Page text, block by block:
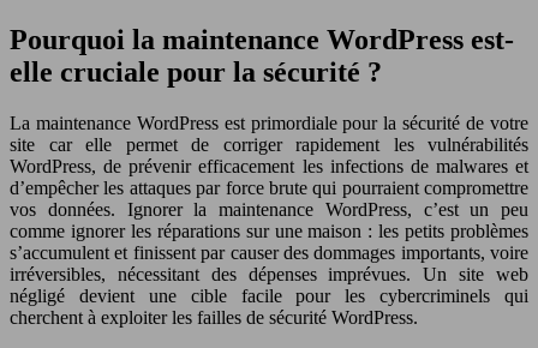
Pourquoi la maintenance WordPress est-
elle cruciale pour la sécurité ?
La maintenance WordPress est primordiale pour la sécurité de votre
site car elle permet de corriger rapidement les vulnérabilités
WordPress, de prévenir efficacement les infections de malwares et
d’empêcher les attaques par force brute qui pourraient compromettre
vos données. Ignorer la maintenance WordPress, c’est un peu
comme ignorer les réparations sur une maison : les petits problèmes
s’accumulent et finissent par causer des dommages importants, voire
irréversibles, nécessitant des dépenses imprévues. Un site web
négligé devient une cible facile pour les cybercriminels qui
cherchent à exploiter les failles de sécurité WordPress.